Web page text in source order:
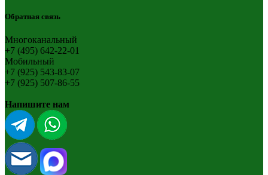
Обратная связь
Многоканальный
+7 (495) 642-22-01
Мобильный
+7 (925) 543-83-07
+7 (925) 507-86-55
Напишите нам